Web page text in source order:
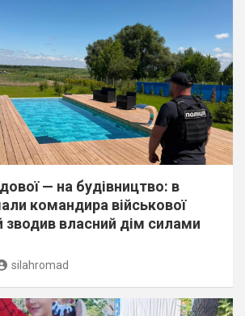
— на будівництво: в
командира військової
зводив власний дім силами
silahromad